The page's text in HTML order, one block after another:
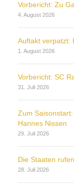
Vorbericht: Zu
4. August 2026
Auftakt verpatzt:
1. August 2026
Vorbericht: SC
31. Juli 2026
Zum
Hannes Nissen
29. Juli 2026
Die Staaten
28. Juli 2026